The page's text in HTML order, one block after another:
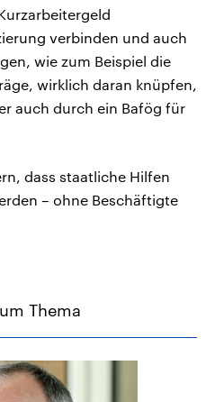
verbinden und auch
wie zum Beispiel die
wirklich daran knüpfen,
auch durch ein Bafög für
dass staatliche Hilfen
– ohne Beschäftigte
Thema